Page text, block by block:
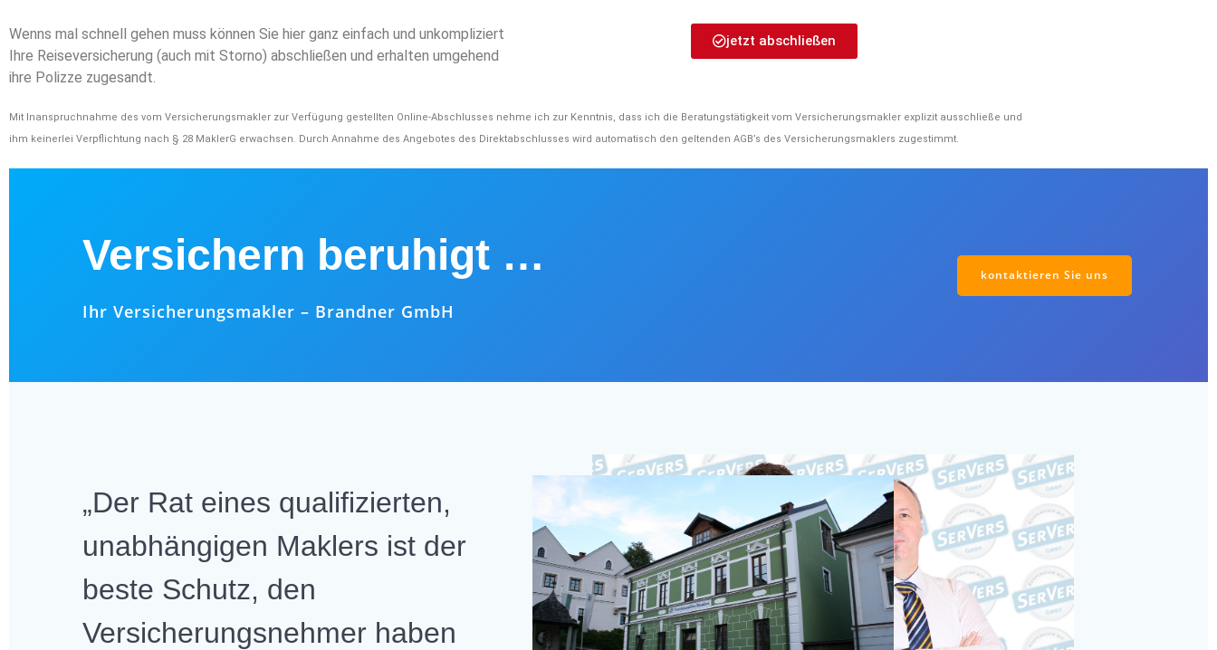
Wenns mal schnell gehen muss können Sie hier ganz einfach und unkompliziert
Ihre Reiseversicherung (auch mit Storno) abschließen und erhalten umgehend
ihre Polizze zugesandt.
jetzt abschließen
Mit Inanspruchnahme des vom Versicherungsmakler zur Verfügung gestellten Online-Abschlusses nehme ich zur Kenntnis, dass ich die Beratungstätigkeit vom Versicherungsmakler explizit ausschließe und
ihm keinerlei Verpflichtung nach § 28 MaklerG erwachsen. Durch Annahme des Angebotes des Direktabschlusses wird automatisch den geltenden AGB’s des Versicherungsmaklers zugestimmt.
Versichern beruhigt …
Ihr Versicherungsmakler – Brandner GmbH
kontaktieren Sie uns
„Der Rat eines qualifizierten,
unabhängigen Maklers ist der
beste Schutz, den
Versicherungsnehmer haben